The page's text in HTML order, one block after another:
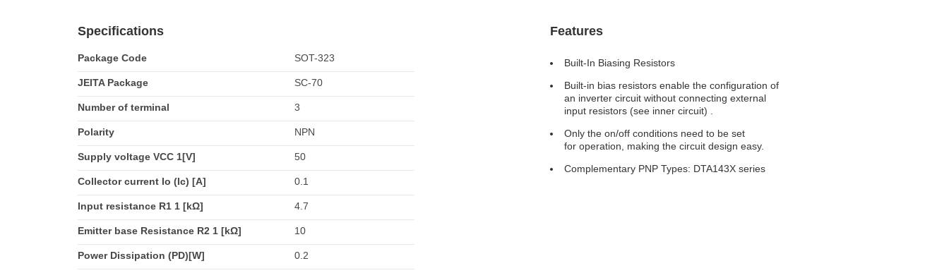
Specifications
Package Code SOT-323
JEITA Package SC-70
Number of terminal 3
Polarity NPN
Supply voltage VCC 1[V] 50
Collector current Io (Ic) [A] 0.1
Input resistance R1 1 [kΩ] 4.7
Emitter base Resistance R2 1 [kΩ] 10
Power Dissipation (PD)[W] 0.2
Features
Built-In Biasing Resistors
Built-in bias resistors enable the configuration of
an inverter circuit without connecting external
input resistors (see inner circuit) .
Only the on/off conditions need to be set
for operation, making the circuit design easy.
Complementary PNP Types: DTA143X series